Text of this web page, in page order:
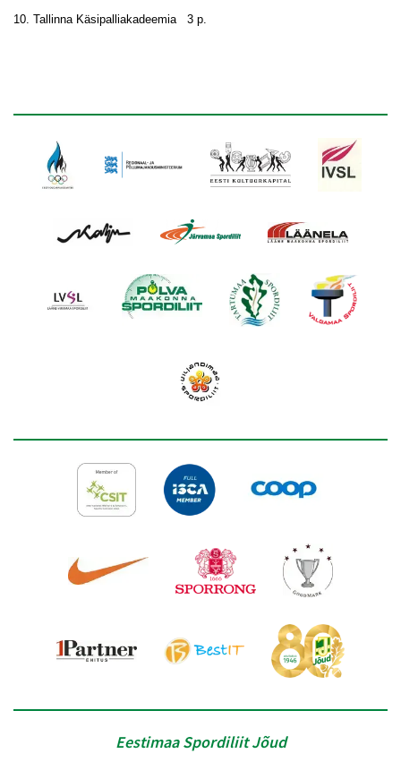
10. Tallinna Käsipalliakadeemia 3 p.
Eestimaa Spordiliit Jõud